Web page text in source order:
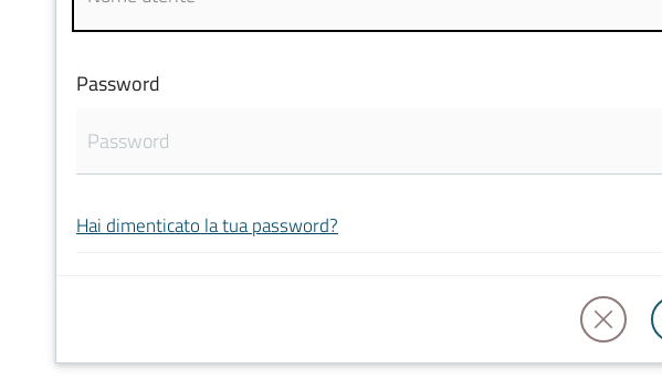
Password
Hai dimenticato la tua password?